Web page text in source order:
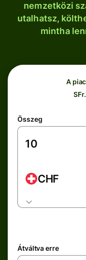
nemzetközi
utalhatsz,
mintha
A
Összeg
CHF
Átváltva erre